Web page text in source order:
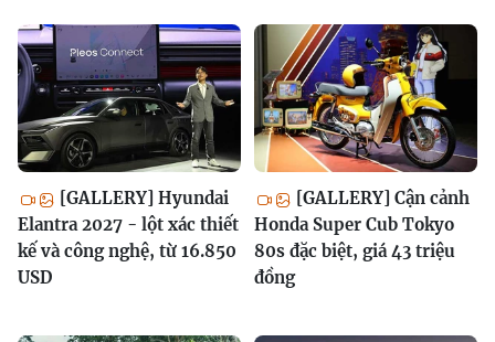
[GALLERY] Hyundai
Elantra 2027 - lột xác thiết
kế và công nghệ, từ 16.850
USD
[GALLERY] Cận cảnh
Honda Super Cub Tokyo
80s đặc biệt, giá 43 triệu
đồng